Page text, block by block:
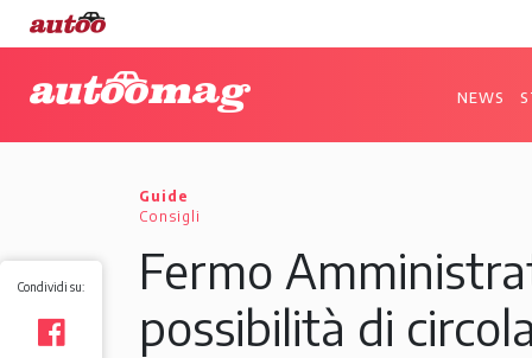
Guide
Consigli
Fermo
possibilità di
Condividi su:
NEWS